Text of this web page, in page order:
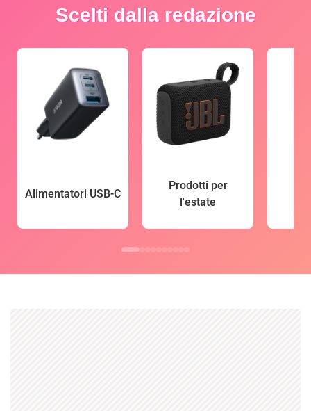
Scelti dalla redazione
Alimentatori USB-C
Prodotti per
l'estate